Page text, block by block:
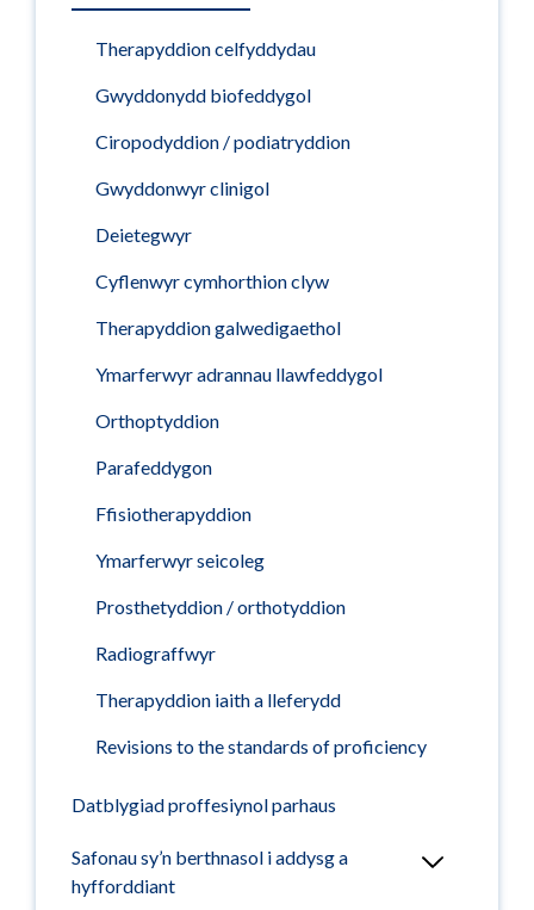
Therapyddion celfyddydau
Gwyddonydd biofeddygol
Ciropodyddion / podiatryddion
Gwyddonwyr clinigol
Deietegwyr
Cyflenwyr cymhorthion clyw
Therapyddion galwedigaethol
Ymarferwyr adrannau llawfeddygol
Orthoptyddion
Parafeddygon
Ffisiotherapyddion
Ymarferwyr seicoleg
Prosthetyddion / orthotyddion
Radiograffwyr
Therapyddion iaith a lleferydd
Revisions to the standards of proficiency
Datblygiad proffesiynol parhaus
Safonau sy’n berthnasol i addysg a
hyfforddiant